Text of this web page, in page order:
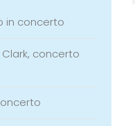
in concerto
concerto